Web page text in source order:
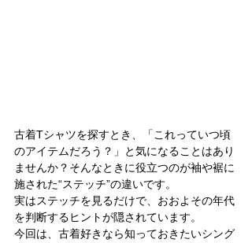
古着Tシャツを探すとき、「これっていつ頃
のアイテムだろう？」と気になることはあり
ませんか？そんなときに役立つのが袖や裾に
施された“ステッチ”の違いです。
実はステッチを見るだけで、おおよその年代
を判断するヒントが隠されています。
今回は、古着好きなら知っておきたいシング